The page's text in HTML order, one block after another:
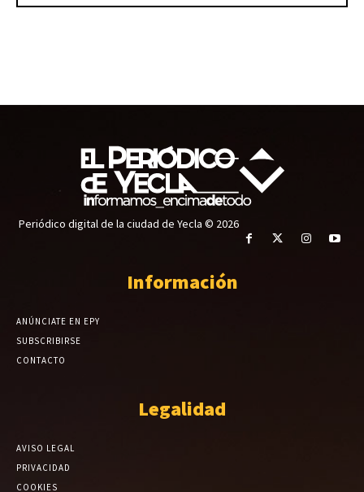
Periódico digital de la ciudad de Yecla © 2026
Información
ANÚNCIATE EN EPY
SUBSCRIBIRSE
CONTACTO
Legalidad
AVISO LEGAL
PRIVACIDAD
COOKIES